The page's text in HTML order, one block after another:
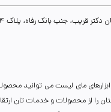
رفاه، پلاک 134، طبقه سوم، واحد 18، پلت فرم مای لیست
مای لیست می توانید
را از محصولات و خدمات تان